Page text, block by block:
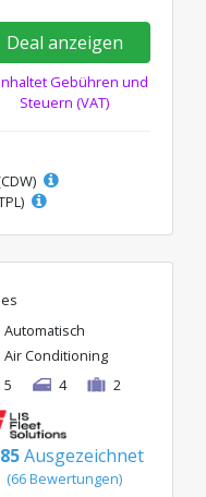
Deal anzeigen
Gebühren und
Steuern (VAT)
Automatisch
Air Conditioning
5
4 2
Ausgezeichnet
(66 Bewertungen)